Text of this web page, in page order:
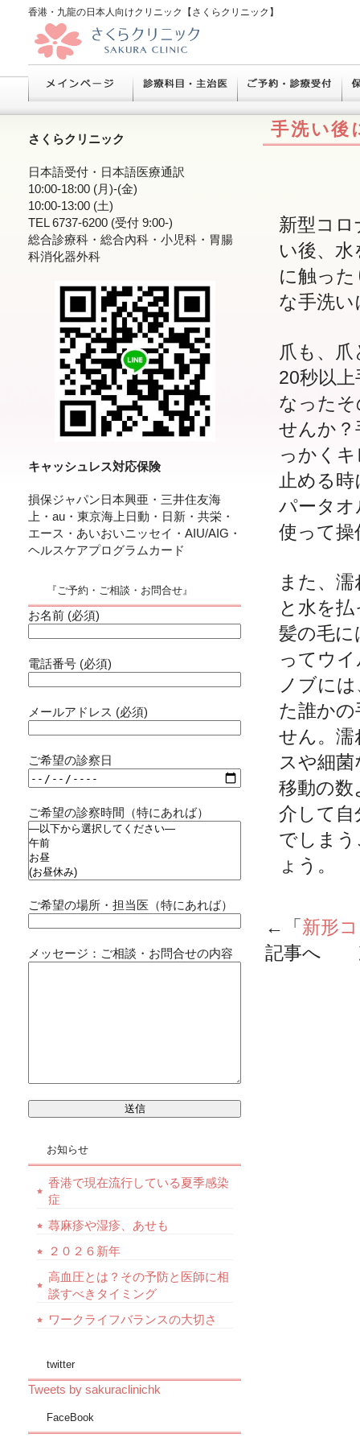
香港・九龍の日本人向けクリニック【さくらクリニック】
手洗い後
新型コ
い後、
に触っ
な手洗
爪も、
20秒以
なった
せんか
っかく
止める
パータ
使って
また、
と水を
髪の毛
ってウ
ノブに
た誰か
せん。
スや細
移動の
介して
でしま
ょう。
←「新形
記事へ
さくらクリニック
日本語受付・日本語医療通訳
10:00-18:00 (月)-(金)
10:00-13:00 (土)
TEL 6737-6200 (受付 9:00-)
総合診療科・総合內科・小児科・胃腸
科消化器外科
キャッシュレス対応保険
損保ジャパン日本興亜・三井住友海
上・au・東京海上日動・日新・共栄・
エース・あいおいニッセイ・AIU/AIG・
ヘルスケアプログラムカード
『ご予約・ご相談・お問合せ』
お名前 (必須)
電話番号 (必須)
メールアドレス (必須)
ご希望の診察日
ご希望の診察時間（特にあれば）
ご希望の場所・担当医（特にあれば）
メッセージ：ご相談・お問合せの内容
お知らせ
香港で現在流行している夏季感染
症
蕁麻疹や湿疹、あせも
２０２６新年
高血圧とは？その予防と医師に相
談すべきタイミング
ワークライフバランスの大切さ
twitter
Tweets by sakuraclinichk
FaceBook